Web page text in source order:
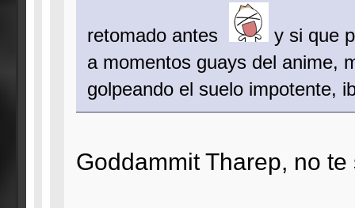
retomado antes
y si que
a momentos guays del anime,
golpeando el suelo impotente,
Goddammit Tharep, no